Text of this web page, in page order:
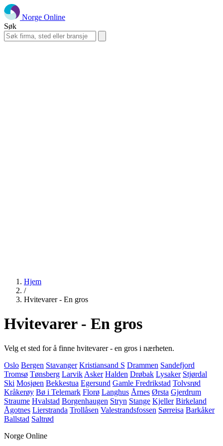
Norge Online
Søk
Hjem
/
Hvitevarer - En gros
Hvitevarer - En gros
Velg et sted for å finne hvitevarer - en gros i nærheten.
Oslo Bergen Stavanger Kristiansand S Drammen Sandefjord
Tromsø Tønsberg Larvik Asker Halden Drøbak Lysaker Stjørdal
Ski Mosjøen Bekkestua Egersund Gamle Fredrikstad Tolvsrød
Kråkerøy Bø i Telemark Florø Langhus Årnes Ørsta Gjerdrum
Straume Hvalstad Borgenhaugen Stryn Stange Kjeller Birkeland
Ågotnes Lierstranda Trollåsen Valestrandsfossen Sørreisa Barkåker
Ballstad Saltrød
Norge Online